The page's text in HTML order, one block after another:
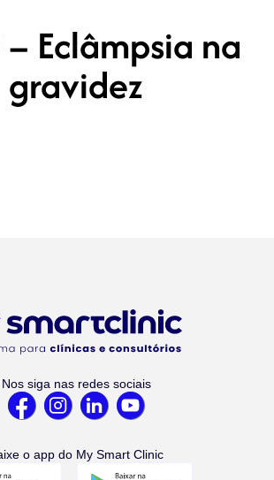
Eclâmpsia na
gravidez
Nos siga nas redes sociais
o app do My Smart Clinic